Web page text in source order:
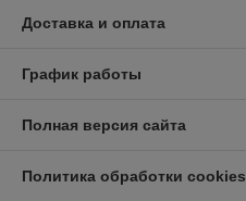
Доставка и оплата
График работы
Полная версия сайта
Политика обработки cookies